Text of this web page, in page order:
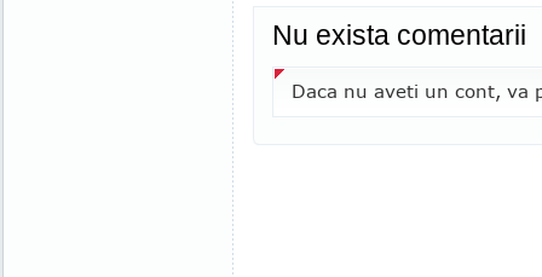
Nu exista comentarii
Daca nu aveti un cont, va